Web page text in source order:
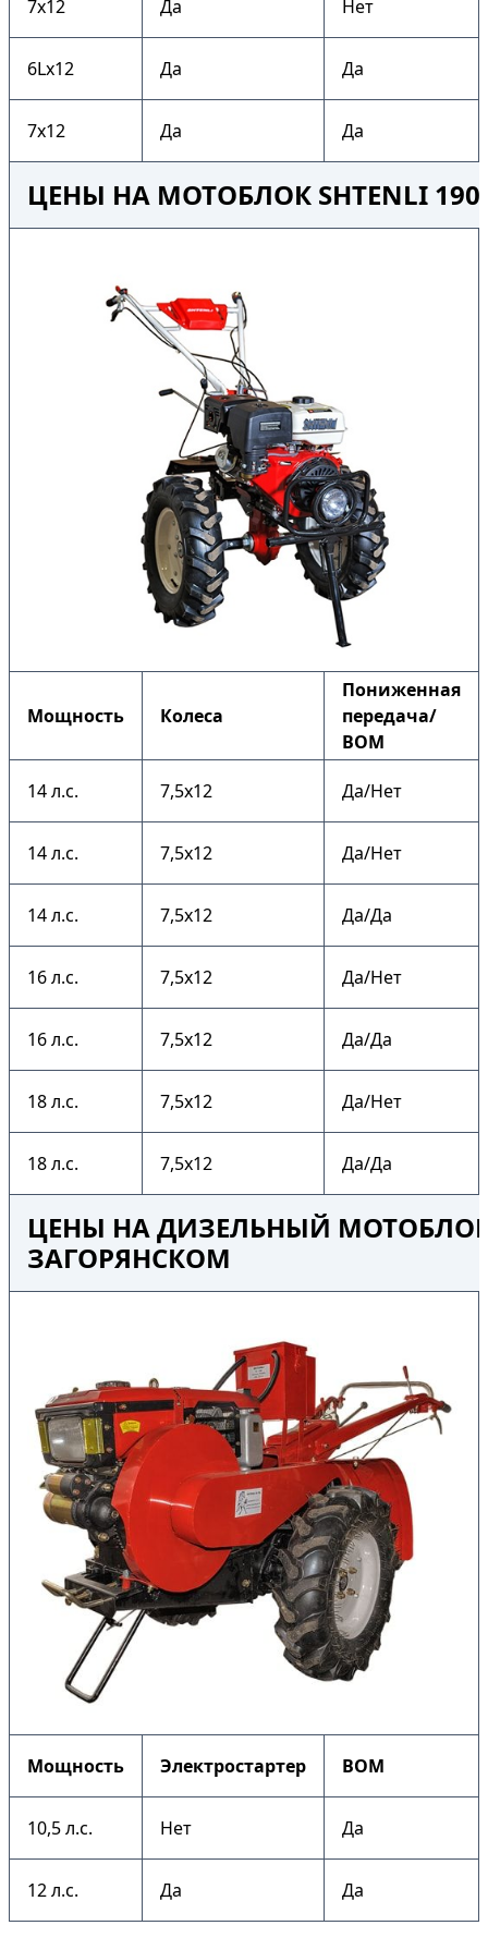
7х12 Да Нет
6Lх12 Да Да
7х12 Да Да
ЦЕНЫ НА МОТОБЛОК SHTENLI
Мощность Колеса
Пониженная
передача/
ВОМ
14 л.с. 7,5х12 Да/Нет
14 л.с. 7,5х12 Да/Нет
14 л.с. 7,5х12 Да/Да
16 л.с. 7,5х12 Да/Нет
16 л.с. 7,5х12 Да/Да
18 л.с. 7,5х12 Да/Нет
18 л.с. 7,5х12 Да/Да
ЦЕНЫ НА ДИЗЕЛЬНЫЙ МОТОБЛОК
ЗАГОРЯНСКОМ
Мощность Электростартер ВОМ
10,5 л.с. Нет Да
12 л.с. Да Да